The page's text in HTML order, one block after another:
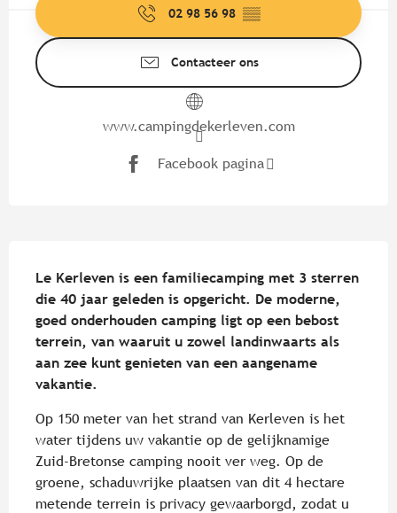
02 98 56 98 ▒▒
Contacteer ons
www.campingdekerleven.com
Facebook pagina
Le Kerleven is een familiecamping met 3 sterren
die 40 jaar geleden is opgericht. De moderne,
goed onderhouden camping ligt op een bebost
terrein, van waaruit u zowel landinwaarts als
aan zee kunt genieten van een aangename
vakantie.
Op 150 meter van het strand van Kerleven is het
water tijdens uw vakantie op de gelijknamige
Zuid-Bretonse camping nooit ver weg. Op de
groene, schaduwrijke plaatsen van dit 4 hectare
metende terrein is privacy gewaarborgd, zodat u